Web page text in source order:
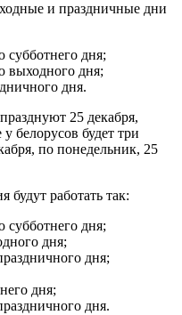
и праздничные дни
дня;
выходного дня;
дня.
25 декабря,
белорусов будет три
по понедельник, 25
будут работать так:
дня;
дня;
дня;
дня;
дня.